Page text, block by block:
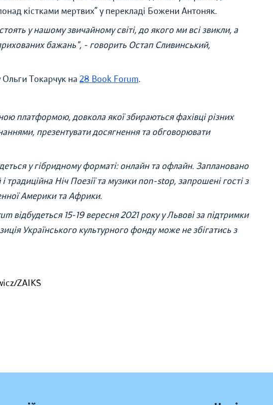
кістками мертвих” у перекладі Божени Антоняк.
у нашому звичайному світі, до якого ми всі звикли, а
бажань", - говорить Остап Сливинський,
Токарчук на 28 Book Forum.
платформою, довкола якої збираються фахівці різних
презентувати досягнення та обговорювати
у гібридному форматі: онлайн та офлайн. Заплановано
традиційна Ніч Поезії та музики non-stop, запрошені гості з
Америки та Африки.
відбудеться 15-19 вересня 2021 року у Львові за підтримки
Українського культурного фонду може не збігатись з
ZAIKS